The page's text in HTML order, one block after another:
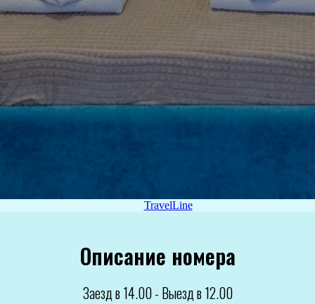
TravelLine
Описание номера
Заезд в 14.00 - Выезд в 12.00